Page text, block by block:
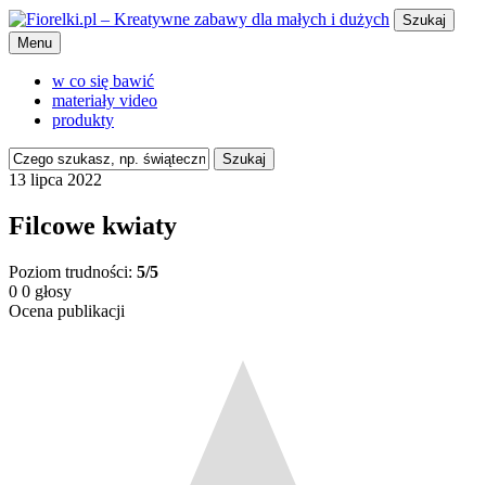
Szukaj
Menu
w co się bawić
materiały video
produkty
Szukaj
13 lipca 2022
Filcowe kwiaty
Poziom trudności: 5/5
0 0 głosy
Ocena publikacji